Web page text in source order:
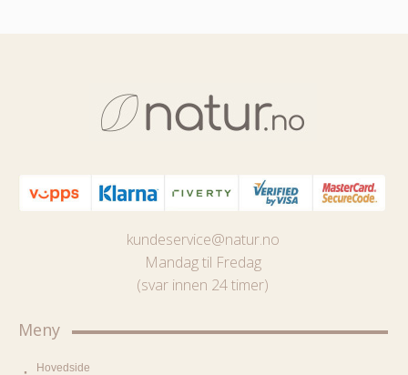
kundeservice@natur.no
Mandag til Fredag
(svar innen 24 timer)
Meny
Hovedside